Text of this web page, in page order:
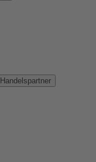
Handelspartner